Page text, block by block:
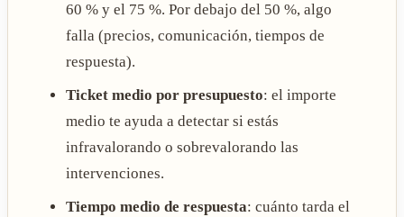
60 % y el 75 %. Por debajo del 50 %, algo
falla (precios, comunicación, tiempos de
respuesta).
Ticket medio por presupuesto: el importe
medio te ayuda a detectar si estás
infravalorando o sobrevalorando las
intervenciones.
Tiempo medio de respuesta: cuánto tarda el